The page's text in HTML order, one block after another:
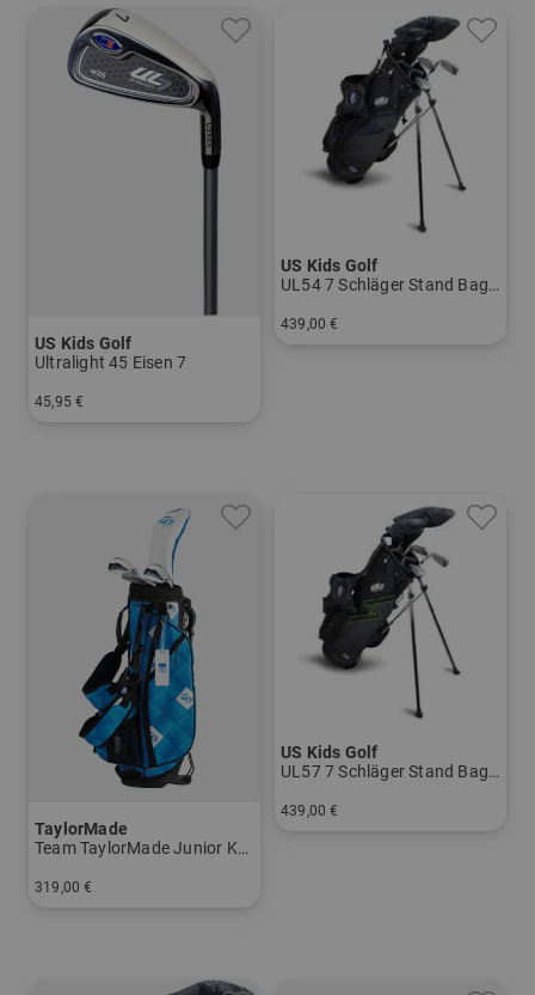
US Kids Golf
Ultralight 45 Eisen 7
45,95 €
US Kids Golf
UL54 7 Schläger Stand Bag Set
439,00 €
TaylorMade
Team TaylorMade Junior Komplettset Size 1
319,00 €
US Kids Golf
UL57 7 Schläger Stand Bag Set
439,00 €